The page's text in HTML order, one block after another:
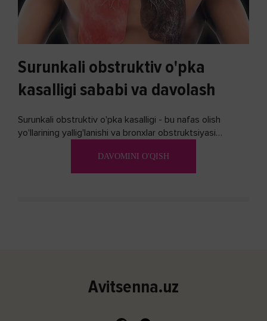
Surunkali obstruktiv o'pka
kasalligi sababi va davolash
Surunkali obstruktiv o'pka kasalligi - bu nafas olish
yo'llarining yallig'lanishi va bronxlar obstruktsiyasi
DAVOMINI O'QISH
Avitsenna.uz